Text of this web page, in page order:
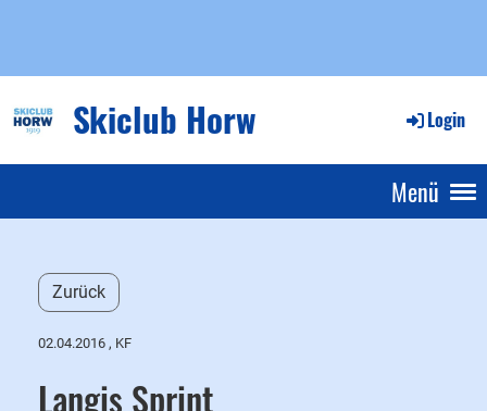
Skiclub Horw Login
Menü
Zurück
02.04.2016 , KF
Langis Sprint